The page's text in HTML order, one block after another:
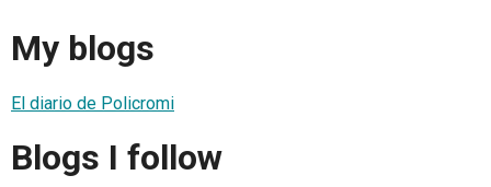
My blogs
El diario de Policromi
Blogs I follow